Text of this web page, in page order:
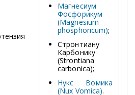
Магнесиум
Фосфорикум
(Magnesium
phosphoricum);
Стронтиану
Карбонику
(Strontiana
carbonica);
Нукс Вомика
(Nux Vomica).